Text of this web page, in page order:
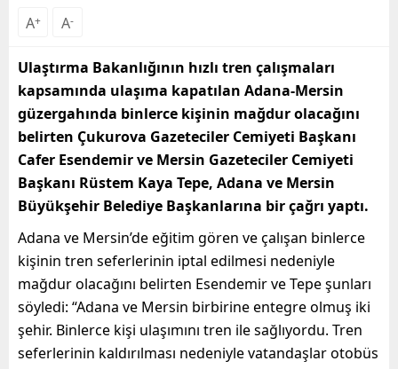
A+ A-
Ulaştırma Bakanlığının hızlı tren çalışmaları
kapsamında ulaşıma kapatılan Adana-Mersin
güzergahında binlerce kişinin mağdur olacağını
belirten Çukurova Gazeteciler Cemiyeti Başkanı
Cafer Esendemir ve Mersin Gazeteciler Cemiyeti
Başkanı Rüstem Kaya Tepe, Adana ve Mersin
Büyükşehir Belediye Başkanlarına bir çağrı yaptı.
Adana ve Mersin’de eğitim gören ve çalışan binlerce
kişinin tren seferlerinin iptal edilmesi nedeniyle
mağdur olacağını belirten Esendemir ve Tepe şunları
söyledi: “Adana ve Mersin birbirine entegre olmuş iki
şehir. Binlerce kişi ulaşımını tren ile sağlıyordu. Tren
seferlerinin kaldırılması nedeniyle vatandaşlar otobüs